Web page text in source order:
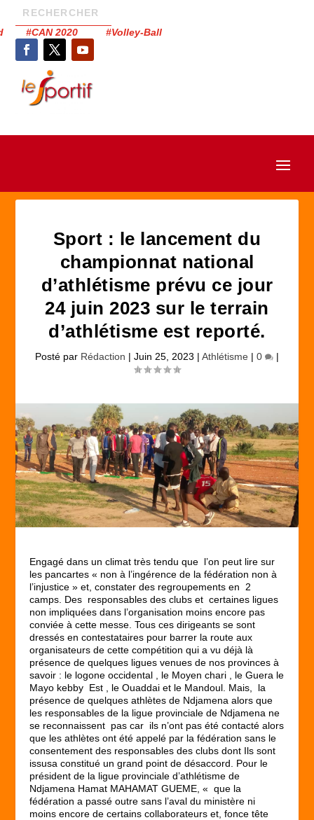
#CAN 2020 #Volley-Ball
Sport : le lancement du
championnat national
d’athlétisme prévu ce jour
24 juin 2023 sur le terrain
d’athlétisme est reporté.
Posté par Rédaction | Juin 25, 2023 | Athlétisme | 0 |
Engagé dans un climat très tendu que l’on peut lire sur
les pancartes « non à l’ingérence de la fédération non à
l’injustice » et, constater des regroupements en 2
camps. Des responsables des clubs et certaines ligues
non impliquées dans l’organisation moins encore pas
conviée à cette messe. Tous ces dirigeants se sont
dressés en contestataires pour barrer la route aux
organisateurs de cette compétition qui a vu déjà là
présence de quelques ligues venues de nos provinces à
savoir : le logone occidental , le Moyen chari , le Guera le
Mayo kebby Est , le Ouaddai et le Mandoul. Mais, la
présence de quelques athlètes de Ndjamena alors que
les responsables de la ligue provinciale de Ndjamena ne
se reconnaissent pas car ils n’ont pas été contacté alors
que les athlètes ont été appelé par la fédération sans le
consentement des responsables des clubs dont Ils sont
issusa constitué un grand point de désaccord. Pour le
président de la ligue provinciale d’athlétisme de
Ndjamena Hamat MAHAMAT GUEME, « que la
fédération a passé outre sans l’aval du ministère ni
moins encore de certains collaborateurs et, fonce tête